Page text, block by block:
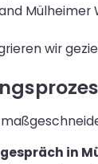
Mülheimer
wir
in